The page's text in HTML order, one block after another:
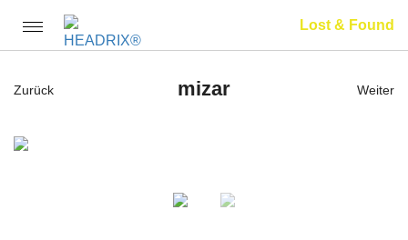
Toggle
navigation
Lost & Found
Zurück mizar Weiter